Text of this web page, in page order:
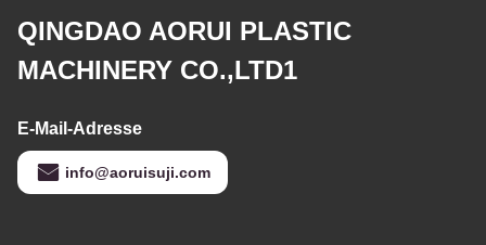
QINGDAO AORUI PLASTIC
MACHINERY CO.,LTD1
E-Mail-Adresse
info@aoruisuji.com